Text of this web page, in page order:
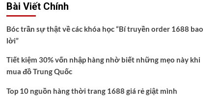
Bài Viết Chính
Bóc trần sự thật về các khóa học “Bí truyền order 1688 bao
lời”
Tiết kiệm 30% vốn nhập hàng nhờ biết những mẹo này khi
mua đồ Trung Quốc
Top 10 nguồn hàng thời trang 1688 giá rẻ giật mình